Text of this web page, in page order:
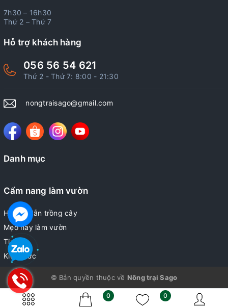
0 0
7h30 – 16h30
Thứ 2 – Thứ 7
Hỗ trợ khách hàng
056 56 54 621
Thứ 2 - Thứ 7: 8:00 - 21:30
nongtraisago@gmail.com
Danh mục
Cẩm nang làm vườn
Hướng dẫn trồng cây
Mẹo hay làm vườn
Tin tức
Kiến thức
© Bản quyền thuộc về Nông trại Sago